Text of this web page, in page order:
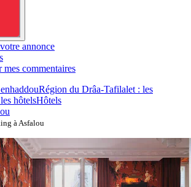
annonce
mes commentaires
Région du Drâa-Tafilalet : les
hôtelsHôtels
à Asfalou